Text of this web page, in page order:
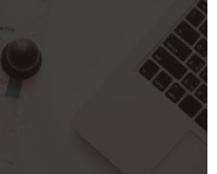
ENCUENTRENOS